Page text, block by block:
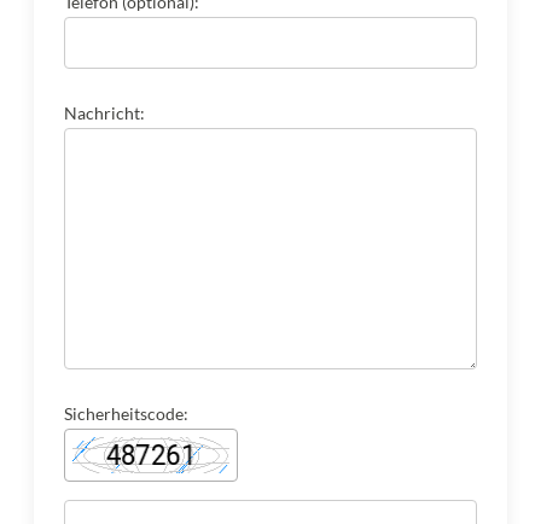
Nachricht:
Sicherheitscode: